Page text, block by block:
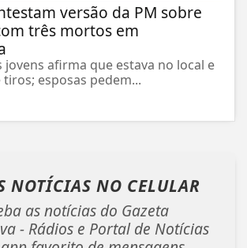
versão da PM sobre
três mortos em
jovens afirma que estava no local e
esposas pedem...
NOTÍCIAS NO CELULAR
as notícias do Gazeta
- Rádios e Portal de Notícias